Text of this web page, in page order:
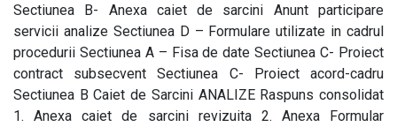
Sectiunea B- Anexa caiet de sarcini Anunt participare
servicii analize Sectiunea D – Formulare utilizate in cadrul
procedurii Sectiunea A – Fisa de date Sectiunea C- Proiect
contract subsecvent Sectiunea C- Proiect acord-cadru
Sectiunea B Caiet de Sarcini ANALIZE Raspuns consolidat
1. Anexa caiet de sarcini revizuita 2. Anexa Formular